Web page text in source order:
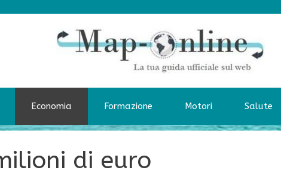
Economia Formazione Motori Salute
di euro